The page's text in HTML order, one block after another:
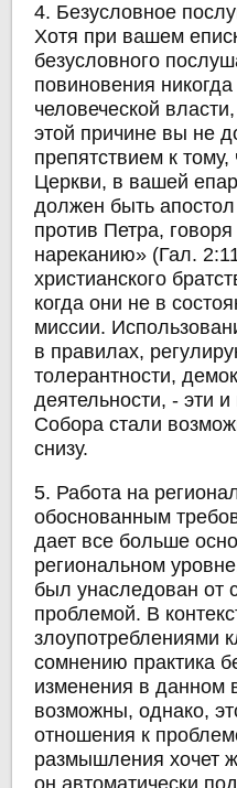
4. Безусловное
Хотя при вашем
безусловного
повиновения
человеческой
этой причине вы не
препятствием к
Церкви, в вашей
должен быть
против Петра,
нареканию» (Гал.
христианского
когда они не в
миссии.
в правилах,
толерантности,
деятельности, - эти
Собора стали
снизу.
5. Работа на
обоснованным
дает все больше
региональном
был унаследован от
проблемой. В
злоупотреблениями
сомнению практика
изменения в данном
возможны, однако,
отношения к
размышления хочет